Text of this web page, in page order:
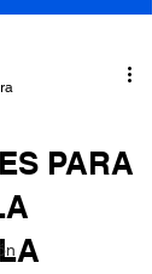
PARA